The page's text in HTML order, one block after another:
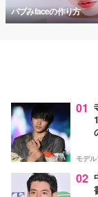
バブみfaceの作り方
01
モデ
02